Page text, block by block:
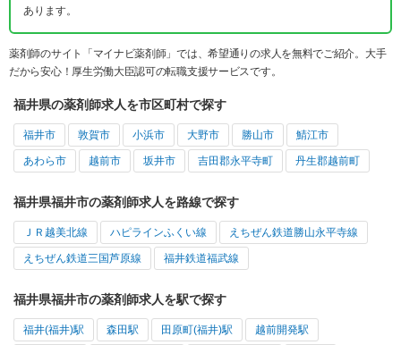
あります。
薬剤師のサイト「マイナビ薬剤師」では、希望通りの求人を無料でご紹介。大手
だから安心！厚生労働大臣認可の転職支援サービスです。
福井県の薬剤師求人を市区町村で探す
福井市 敦賀市 小浜市 大野市 勝山市 鯖江市
あわら市 越前市 坂井市 吉田郡永平寺町 丹生郡越前町
福井県福井市の薬剤師求人を路線で探す
ＪＲ越美北線 ハピラインふくい線 えちぜん鉄道勝山永平寺線
えちぜん鉄道三国芦原線 福井鉄道福武線
福井県福井市の薬剤師求人を駅で探す
福井(福井)駅 森田駅 田原町(福井)駅 越前開発駅